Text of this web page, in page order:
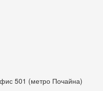
501 (метро Почайна)